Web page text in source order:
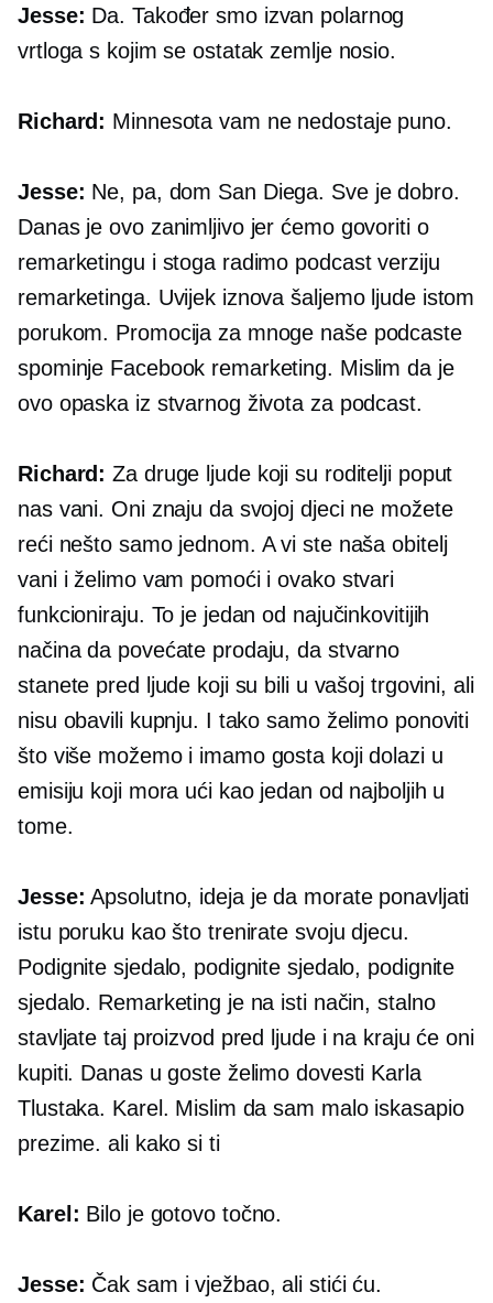
Jesse: Da. Također smo izvan polarnog
vrtloga s kojim se ostatak zemlje nosio.
Richard: Minnesota vam ne nedostaje puno.
Jesse: Ne, pa, dom San Diega. Sve je dobro.
Danas je ovo zanimljivo jer ćemo govoriti o
remarketingu i stoga radimo podcast verziju
remarketinga. Uvijek iznova šaljemo ljude istom
porukom. Promocija za mnoge naše podcaste
spominje Facebook remarketing. Mislim da je
ovo opaska iz stvarnog života za podcast.
Richard: Za druge ljude koji su roditelji poput
nas vani. Oni znaju da svojoj djeci ne možete
reći nešto samo jednom. A vi ste naša obitelj
vani i želimo vam pomoći i ovako stvari
funkcioniraju. To je jedan od najučinkovitijih
načina da povećate prodaju, da stvarno
stanete pred ljude koji su bili u vašoj trgovini, ali
nisu obavili kupnju. I tako samo želimo ponoviti
što više možemo i imamo gosta koji dolazi u
emisiju koji mora ući kao jedan od najboljih u
tome.
Jesse: Apsolutno, ideja je da morate ponavljati
istu poruku kao što trenirate svoju djecu.
Podignite sjedalo, podignite sjedalo, podignite
sjedalo. Remarketing je na isti način, stalno
stavljate taj proizvod pred ljude i na kraju će oni
kupiti. Danas u goste želimo dovesti Karla
Tlustaka. Karel. Mislim da sam malo iskasapio
prezime. ali kako si ti
Karel: Bilo je gotovo točno.
Jesse: Čak sam i vježbao, ali stići ću.